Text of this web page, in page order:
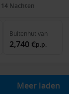
14 Nachten
Buitenhutvan
2,740 €p.p.
Meer laden